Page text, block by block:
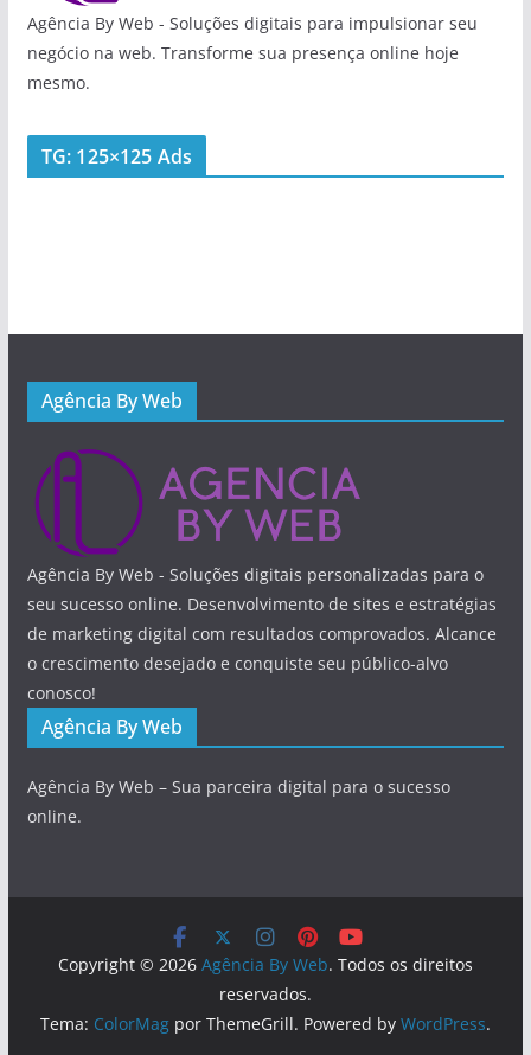
Agência By Web - Soluções digitais para impulsionar seu
negócio na web. Transforme sua presença online hoje
mesmo.
TG: 125×125 Ads
Agência By Web
Agência By Web - Soluções digitais personalizadas para o
seu sucesso online. Desenvolvimento de sites e estratégias
de marketing digital com resultados comprovados. Alcance
o crescimento desejado e conquiste seu público-alvo
conosco!
Agência By Web
Agência By Web – Sua parceira digital para o sucesso
online.
Copyright © 2026 Agência By Web. Todos os direitos
reservados.
Tema: ColorMagpor ThemeGrill. Powered by WordPress.